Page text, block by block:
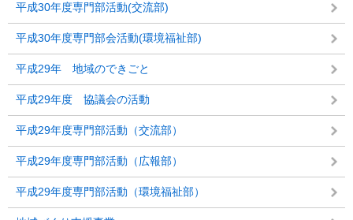
平成30年度専門部活動(交流部)
平成30年度専門部会活動(環境福祉部)
平成29年 地域のできごと
平成29年度 協議会の活動
平成29年度専門部活動（交流部）
平成29年度専門部活動（広報部）
平成29年度専門部活動（環境福祉部）